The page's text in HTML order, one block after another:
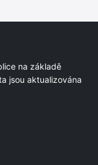
na základě
jsou aktualizována